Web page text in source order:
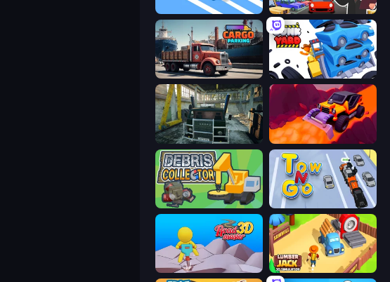
Drive Taxi Used Car Dealer Tycoon
Cargo Truck Parking Junkyard Sim
Kamaz Truck Driver Sand King
Debris Collector Tow N Go
Road Master 3D Lumberjack 3D Simulator